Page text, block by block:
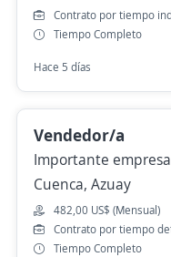
Contrato por tiempo
Tiempo Completo
Hace 5 días
Vendedor/a
Importante
Cuenca, Azuay
482,00 US$ (Mensual)
Contrato por tiempo
Tiempo Completo